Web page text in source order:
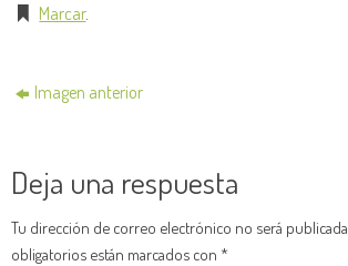
Marcar.
Imagen anterior
Deja una respuesta
Tu dirección de correo electrónico no será publicada.
obligatorios están marcados con *